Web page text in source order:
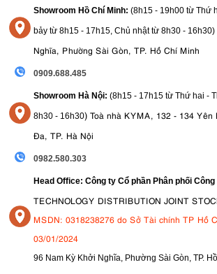
Showroom Hồ Chí Minh: (8h15 - 19h00 từ Thứ
bảy từ 8h15 - 17h15, Chủ nhật từ 8h30 - 16h30)
Nghĩa, Phường Sài Gòn, TP. Hồ Chí Minh
0909.688.485
Showroom Hà Nội: (8h15 - 17h15 từ Thứ hai -
8h30 - 16h30) Toà nhà KYMA, 132 - 134 Yên
Đa, TP. Hà Nội
0982.580.303
Head Office: Công ty Cổ phần Phân phối Công
TECHNOLOGY DISTRIBUTION JOINT
MSDN: 0318238276 do Sở Tài chính TP Hồ
03/01/2024
96 Nam Kỳ Khởi Nghĩa, Phường Sài Gòn, TP.